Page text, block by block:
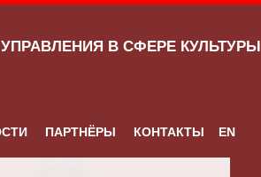
В СФЕРЕ КУЛЬТУРЫ
ПАРТНЁРЫ КОНТАКТЫ EN